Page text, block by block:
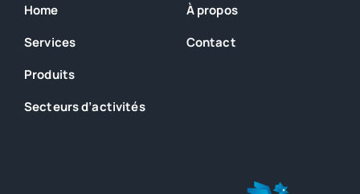
Home
Services
Produits
Secteursd’activités
À propos
Contact